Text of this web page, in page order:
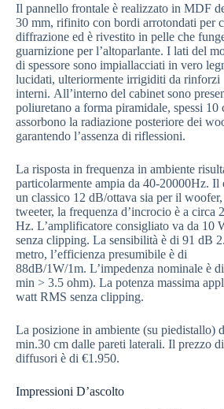
Il pannello frontale è realizzato in MDF
30 mm, rifinito con bordi arrotondati per
diffrazione ed è rivestito in pelle che
guarnizione per l’altoparlante. I lati del
di spessore sono impiallacciati in vero
lucidati, ulteriormente irrigiditi da rinforzi
interni. All’interno del cabinet sono
poliuretano a forma piramidale, spessi 10
assorbono la radiazione posteriore dei
garantendo l’assenza di riflessioni.
La risposta in frequenza in ambiente
particolarmente ampia da 40-20000Hz. Il
un classico 12 dB/ottava sia per il
tweeter, la frequenza d’incrocio è a circa
Hz. L’amplificatore consigliato va da 10
senza clipping. La sensibilità è di 91 dB
metro, l’efficienza presumibile è di
88dB/1W/1m. L’impedenza nominale è
min > 3.5 ohm). La potenza massima
watt RMS senza clipping.
La posizione in ambiente (su piedistallo)
min.30 cm dalle pareti laterali. Il prezzo
diffusori è di €1.950.
Impressioni D’ascolto